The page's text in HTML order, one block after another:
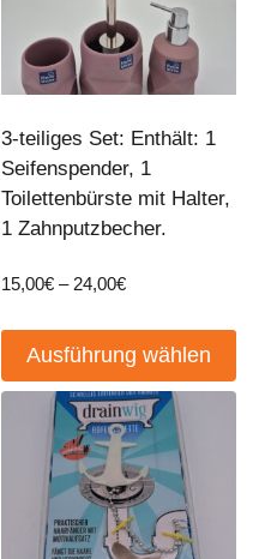
3-teiliges Set: Enthält: 1
Seifenspender, 1
Toilettenbürste mit Halter,
1 Zahnputzbecher.
15,00€ – 24,00€Preisspanne:
24,00€
Ausführung wählen
Dieses
Produkt
mehrere
Varianten